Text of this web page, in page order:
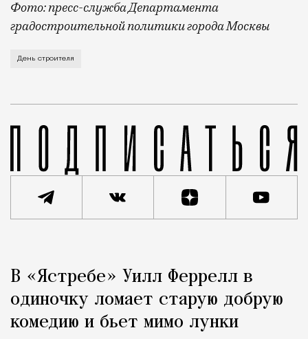
Фото: пресс-служба Департамента
градостроительной политики города Москвы
В этом году профессиональный праздник День
День строителя
Город
В «Ястребе» Уилл Феррелл в
одиночку ломает старую добрую
комедию и бьет мимо лунки